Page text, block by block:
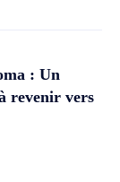
: Un
revenir vers